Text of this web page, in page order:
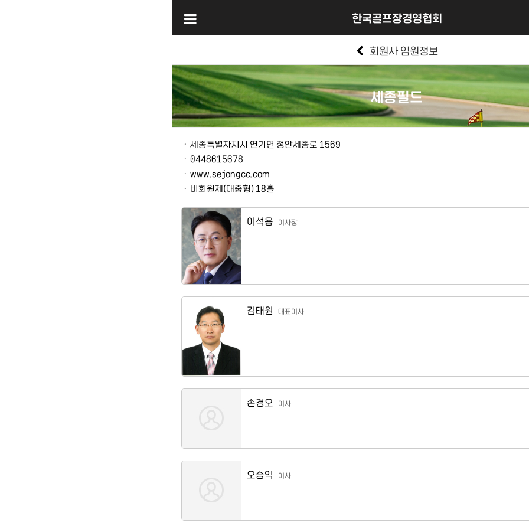
한국골프장경영협회
회원사 임원정보
세종필드
본문
ㆍ 세종특별자치시 연기면 정안세종로 1569
ㆍ 0448615678
ㆍ www.sejongcc.com
ㆍ 비회원제(대중형) 18홀
이석용 이사장
김태원 대표이사
손경오 이사
오승익 이사